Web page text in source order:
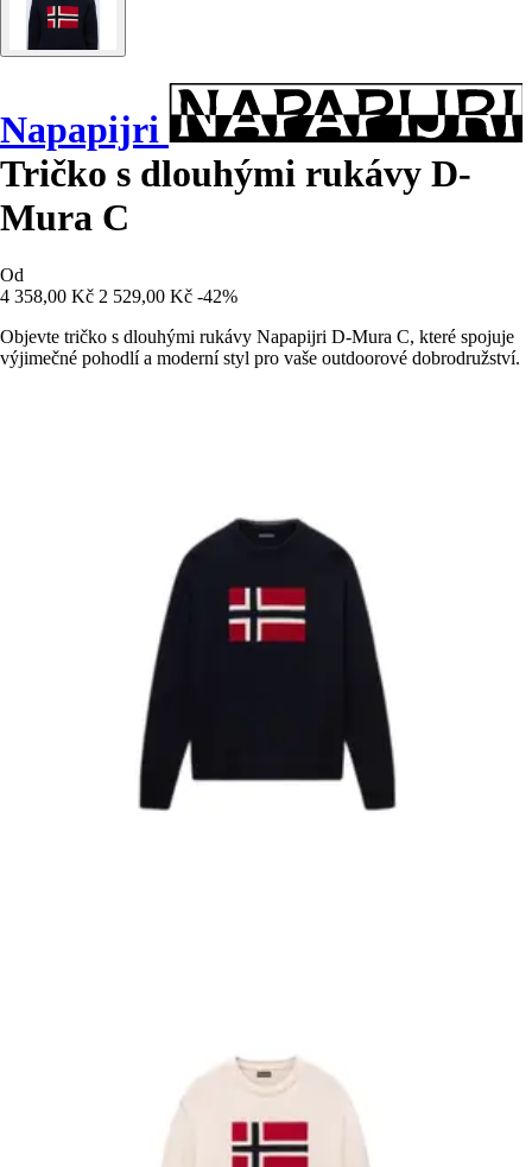
Napapijri
Tričko s dlouhými rukávy D-
Mura C
Od
4 358,00 Kč 2 529,00 Kč -42%
Objevte tričko s dlouhými rukávy Napapijri D-Mura C, které spojuje
výjimečné pohodlí a moderní styl pro vaše outdoorové dobrodružství.